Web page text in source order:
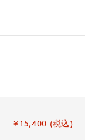
￥15,400 (税込)